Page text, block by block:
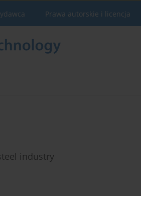
Prawa autorskie i licencja
industry